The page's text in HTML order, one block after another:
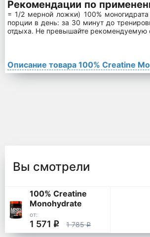
Рекомендации по
= 1/2 мерной ложки) 100%
порции в день: за 30 минут до
отдыха. Не превышайте рекомендуемую
Описание товара 100% Creatine
Вы смотрели
100% Creatine
Monohydrate
от:
1 571 q 1 785q